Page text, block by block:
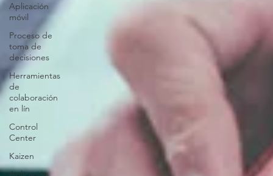
Aplicación
móvil
Proceso de
toma de
decisiones
Herramientas
de
colaboración
en lín
Control
Center
Kaizen